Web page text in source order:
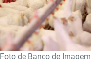
Foto de Banco de